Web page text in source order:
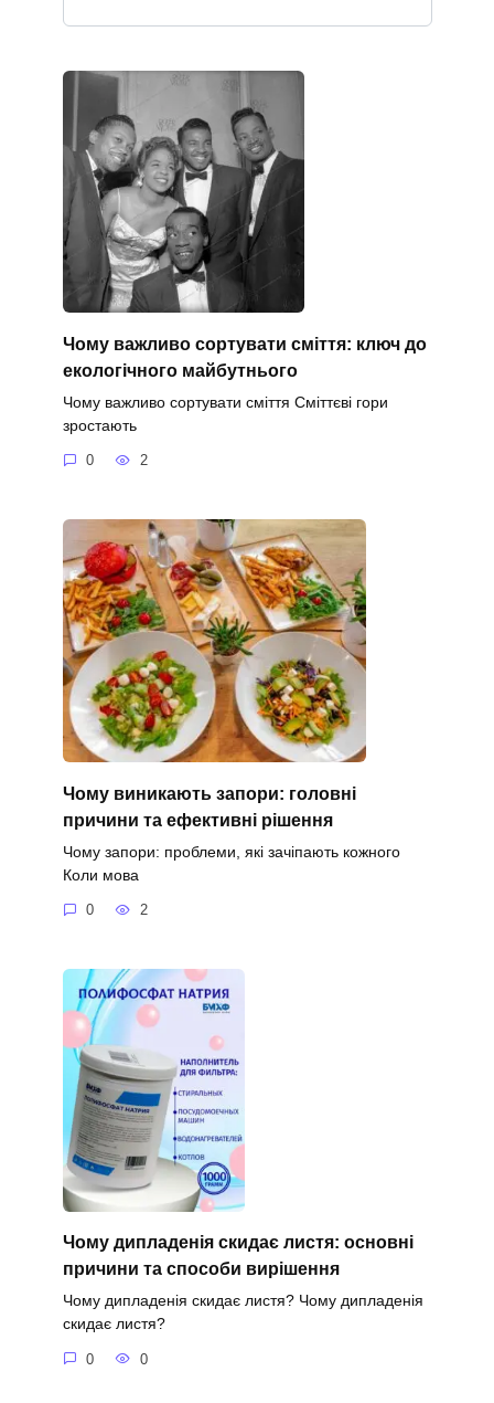
Чому важливо сортувати сміття: ключ до
екологічного майбутнього
Чому важливо сортувати сміття Сміттєві гори
зростають
0 2
Чому виникають запори: головні
причини та ефективні рішення
Чому запори: проблеми, які зачіпають кожного
Коли мова
0 2
Чому дипладенія скидає листя: основні
причини та способи вирішення
Чому дипладенія скидає листя? Чому дипладенія
скидає листя?
0 0